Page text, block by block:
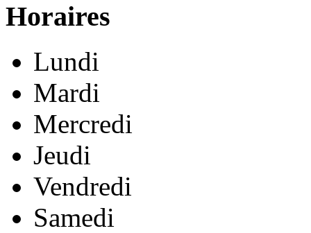
Horaires
Lundi
Mardi
Mercredi
Jeudi
Vendredi
Samedi